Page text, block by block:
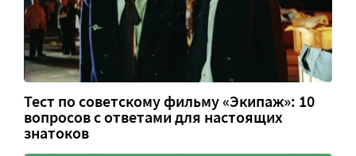
Тест по советскому фильму «Экипаж»: 10
вопросов с ответами для настоящих
знатоков